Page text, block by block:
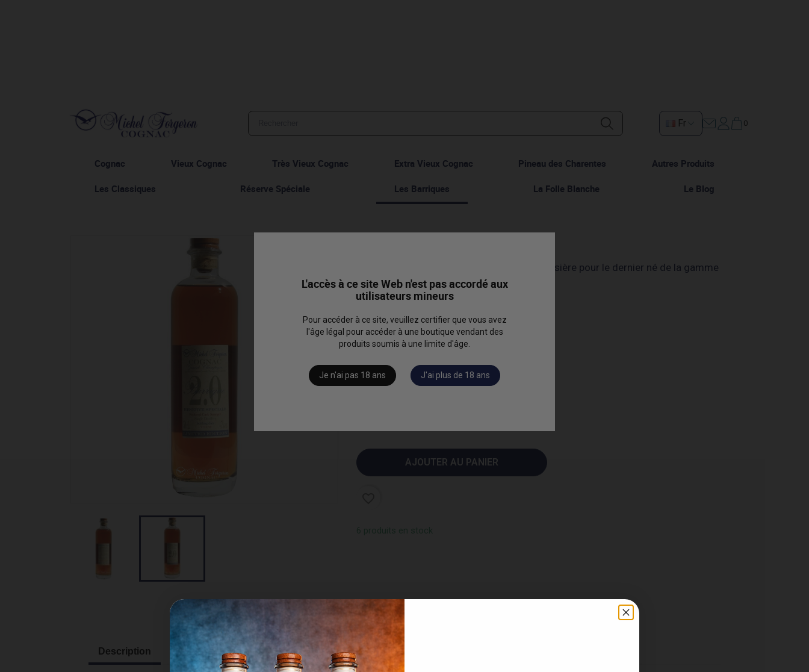
L'accès à ce site Web n'est pas accordé aux
utilisateurs mineurs
Pour accéder à ce site, veuillez certifier que vous avez
l'âge légal pour accéder à une boutique vendant des
produits soumis à une limite d'âge.
Je n'ai pas 18 ans J'ai plus de 18 ans
Fr 0
Cognac Vieux Cognac Très Vieux Cognac Extra Vieux Cognac Pineau des Charentes Autres Produits
Les Classiques Réserve Spéciale Les Barriques La Folle Blanche Le Blog
Fèves de cacao, cire d'abeille et crème pâtissière pour le dernier né de la gamme
"Barriques".
Lire la description complète
68,00 €
AJOUTER AU PANIER
Description